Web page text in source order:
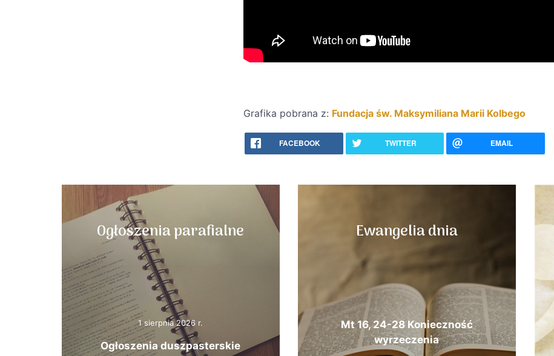
Grafika pobrana z: Fundacja św. Maksymiliana Marii Kolbego
FACEBOOK TWITTER EMAIL
Ogłoszenia parafialne
1 sierpnia 2026 r.
Ogłoszenia duszpasterskie
Ewangelia dnia
Mt 16, 24-28 Konieczność
wyrzeczenia